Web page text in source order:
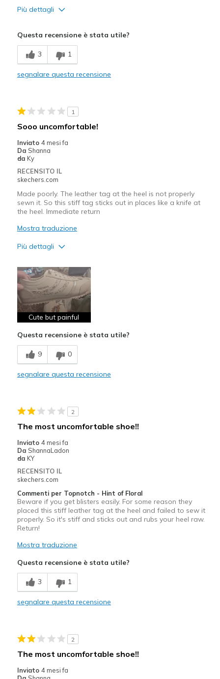
Più dettagli
Stylish
Difetti
Poor Cushioning
Casual Wear
Questa recensione è stata utile?
3 1
segnalare questa recensione
1
Sooo uncomfortable!
Inviato 4 mesi fa
Da Shanna
da Ky
RECENSITO IL
skechers.com
Made poorly. The leather tag at the heel is not properly
sewn it. So this stiff tag sticks out in places like a knife at
the heel. Immediate return
Mostra traduzione
Più dettagli
Need Break In
Poor Cushioning
Cute but painful
Questa recensione è stata utile?
9 0
segnalare questa recensione
2
The most uncomfortable shoe!!
Inviato 4 mesi fa
Da ShannaLadon
da KY
RECENSITO IL
skechers.com
Commenti per Topnotch - Hint of Floral
Beware if you get blisters easily. For some reason they
placed this stiff leather tag at the heel and failed to sew it
properly. So it's stiff and sticks out and rubs your heel raw.
Return!
Mostra traduzione
Questa recensione è stata utile?
3 1
segnalare questa recensione
2
The most uncomfortable shoe!!
Inviato 4 mesi fa